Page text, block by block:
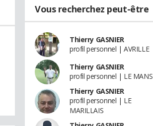
Vous recherchez peut-être
Thierry GASNIER
profil personnel | AVRILLE
Thierry GASNIER
profil personnel | LE MANS
Thierry GASNIER
profil personnel | LE
MARILLAIS